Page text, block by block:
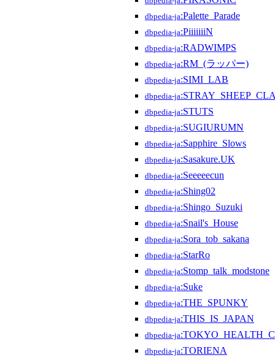
dbpedia-ja:Palette_Parade
dbpedia-ja:PiiiiiiiN
dbpedia-ja:RADWIMPS
dbpedia-ja:RM_(ラッパー)
dbpedia-ja:SIMI_LAB
dbpedia-ja
dbpedia-ja:STUTS
dbpedia-ja:SUGIURUMN
dbpedia-ja:Sapphire_Slows
dbpedia-ja:Sasakure.UK
dbpedia-ja:Seeeeecun
dbpedia-ja:Shing02
dbpedia-ja:Shingo_Suzuki
dbpedia-ja:Snail's_House
dbpedia-ja:Sora_tob_sakana
dbpedia-ja:StarRo
dbpedia-ja:Stomp_talk_modstone
dbpedia-ja:Suke
dbpedia-ja:THE_SPUNKY
dbpedia-ja:THIS_IS_JAPAN
dbpedia-ja
dbpedia-ja:TORIENA